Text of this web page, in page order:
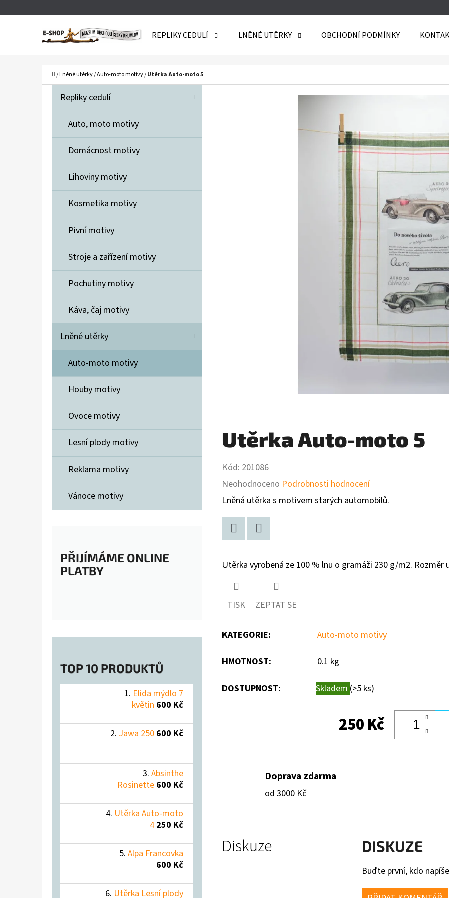
REPLIKY CEDULÍ LNĚNÉ UTĚRKY OBCHODNÍ PODMÍNKY
Domů
/Lněné utěrky/Auto-moto motivy/Utěrka Auto-moto 5
N
N
Přeskočit
kategorie
G
R
E
Repliky cedulí
Auto, moto motivy
Domácnost motivy
Lihoviny motivy
Kosmetika motivy
Pivní motivy
Stroje a zařízení motivy
Pochutiny motivy
Káva, čaj motivy
Lněné utěrky
Auto-moto motivy
Houby motivy
Ovoce motivy
Lesní plody motivy
Reklama motivy
Vánoce motivy
PŘIJÍMÁME ONLINE
PLATBY
TOP 10 PRODUKTŮ
Elida mýdlo 7
květin 600 Kč
Jawa 250 600 Kč
Absinthe
Rosinette 600 Kč
Utěrka Auto-moto
4 250 Kč
Alpa Francovka
600 Kč
Utěrka Lesní plody
Utěrka Auto-moto 5
Kód: 201086
Průměrné
hodnocení
produktu
z
hvězdiček.
Neohodnoceno Podrobnosti hodnocení
Lněná utěrka s motivem starých automobilů.
Utěrka vyrobená ze 100 % lnu o gramáži 230 g/m2.
TISK ZEPTAT SE
KATEGORIE: Auto-moto motivy
HMOTNOST: 0.1 kg
DOSTUPNOST: Skladem (>5 ks)
250 Kč
Doprava zdarma
od 3000 Kč
Diskuze DISKUZE
Buďte první, kdo
do
do
DOPORUČUJEME
ELIDA MÝDLO 7 KVĚTIN
ABSINTHE
600 Kč